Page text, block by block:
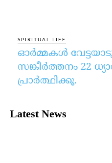
SPIRITUAL LIFE
ഓര്‍മ്മകള്‍
സങ്കീര്‍ത്തനം 22
പ്രാര്‍ത്ഥിക്കൂ.
Latest News